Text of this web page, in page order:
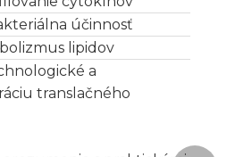
účinnosť
lipidov
a
translačného